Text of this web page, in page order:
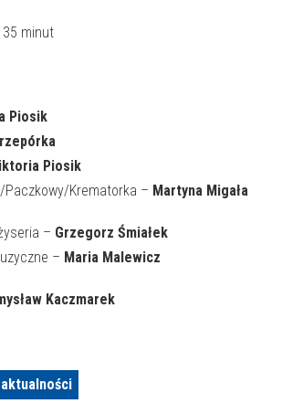
minut
Piosik
Piosik
Paczkowy/Krematorka – Martyna Migała
– Grzegorz Śmiałek
– Maria Malewicz
Kaczmarek